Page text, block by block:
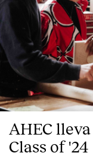
AHEC
Class of '24